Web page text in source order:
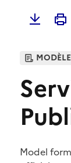
Model